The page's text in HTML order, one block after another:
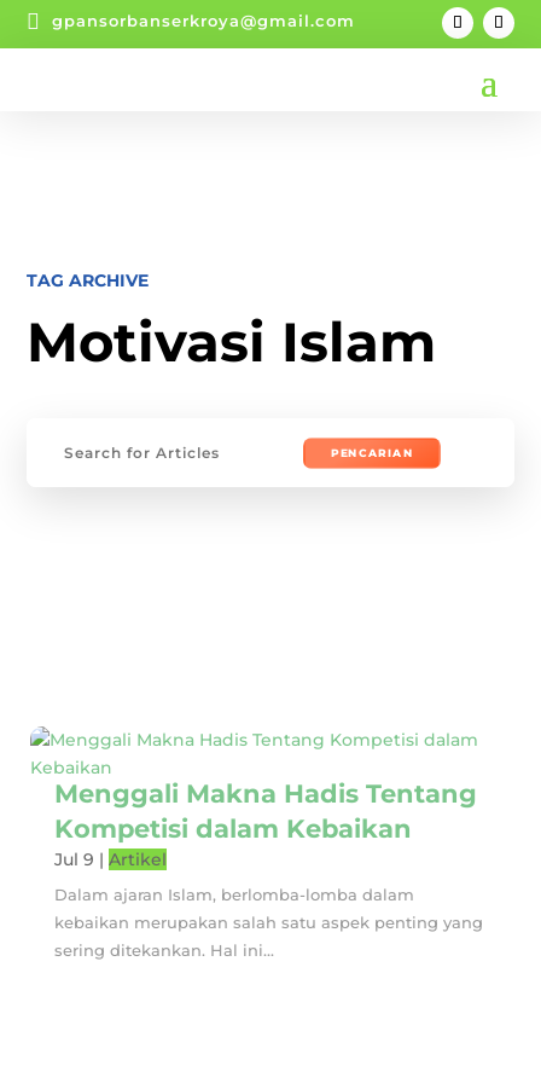
 gpansorbanserkroya@gmail.com
TAG ARCHIVE
Motivasi Islam
Menggali Makna Hadis Tentang
Kompetisi dalam Kebaikan
Jul 9 | Artikel
Dalam ajaran Islam, berlomba-lomba dalam
kebaikan merupakan salah satu aspek penting yang
sering ditekankan. Hal ini...